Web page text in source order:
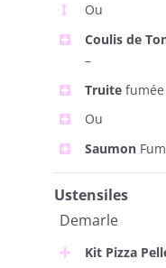
Ou
Coulis de
–
Truitefumée
Ou
Saumon
Ustensiles
Demarle
Kit Pizza